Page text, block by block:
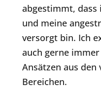
abgestimmt,
und meine
versorgt bin. Ich
auch gerne
Ansätzen aus den
Bereichen.